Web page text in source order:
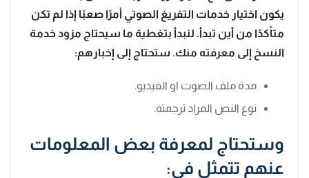
يكون اختيار خدمات التفريغ الصوتي أمرًا صعبًا إذا لم تكن
متأكدًا من أين تبدأ. لنبدأ بتغطية ما سيحتاج مزود خدمة
النسخ إلى معرفته منك. ستحتاج إلى إخبارهم:
مدة ملف الصوت او الفيديو.
نوع النص المراد ترجمته.
وستحتاج لمعرفة بعض المعلومات
عنهم تتمثل في: